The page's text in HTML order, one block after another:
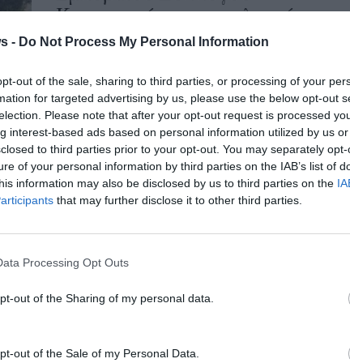
- Do Not Process My Personal Information
out of the sale, sharing to third parties, or processing of your
for targeted advertising by us, please use the below opt-out
Please note that after your opt-out request is processed
interest-based ads based on personal information utilized by us
to third parties prior to your opt-out. You may separately
of your personal information by third parties on the IAB’s list of
information may also be disclosed by us to third parties on the
that may further disclose it to other third parties.
Processing Opt Outs
out of the Sharing of my personal data.
out of the Sale of my Personal Data.
Κυπαρισσίας στην πλατεία
15/04/2025 18:40
Εμπορικού Συλλόγου Κυπαρισσίας στην
κεντρική πλατεία της πόλης, δίδοντας
εορταστικό τόνο! «Ο Εμπορικός...
Εμπορικός Σύλλογος
Κυπαρισσίας: Σε ισχύ το θερινό
ωράριο λειτουργίας
01/04/2025 14:10
καταστημάτων, που τέθηκε σε ισχύ έως 31
Σύλλογος Κυπαρισσίας....